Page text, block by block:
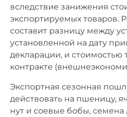
вследствие занижения
экспортируемых товаров.
составит разницу между
установленной на дату
декларации, и стоимостью
контракте
Экспортная сезонная
действовать на пшеницу,
нут и соевые бобы, семена